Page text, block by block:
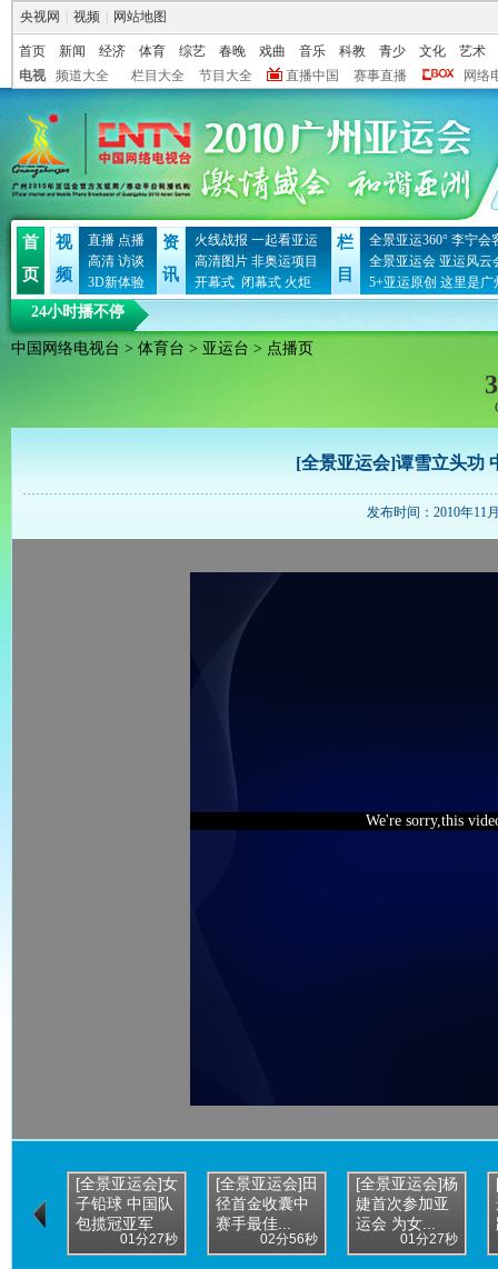
央视网 视频 网站地图
首页 新闻 经济 体育 综艺 春晚 戏曲 音乐 科教 青少 文化
艺术
电视
频道大全 栏目大全 节目大全 直播中国 赛事直播 网络
首
页
视
频
直播 点播
高清 访谈
3D新体验
资
讯
火线战报 一起看亚运
高清图片 非奥运项目
开幕式 闭幕式 火炬
栏
目
全景亚运360° 李宁会
全景亚运会 亚运风云
5+亚运原创 这里是广
24小时播不停
中国网络电视台 > 体育台 > 亚运台 > 点播页
[全景亚运会]谭雪立头功
发布时间：2010年11
We're sorry,this
[全景亚运会]女
子铅球 中国队
包揽冠亚军
01分27秒
[全景亚运会]田
径首金收囊中
赛手最佳...
02分56秒
[全景亚运会]杨
婕首次参加亚
运会 为女...
01分27秒